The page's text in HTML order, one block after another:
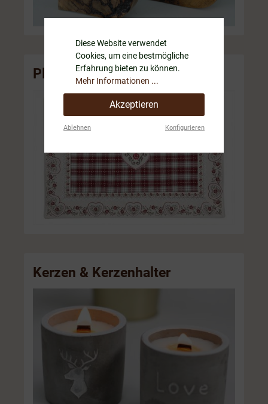
Platzsets
Kerzen & Kerzenhalter
Diese Website verwendet
Cookies, um eine bestmögliche
Erfahrung bieten zu können.
Mehr Informationen ...
Akzeptieren
Ablehnen Konfigurieren